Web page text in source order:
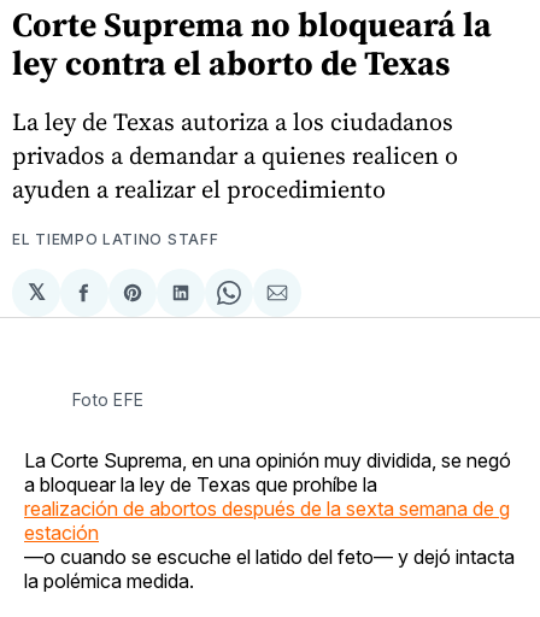
Corte Suprema no bloqueará la
ley contra el aborto de Texas
La ley de Texas autoriza a los ciudadanos
privados a demandar a quienes realicen o
ayuden a realizar el procedimiento
EL TIEMPO LATINO STAFF
𝕏
Compartir
en
Share
on
Compartir
en
Share
on
Compartir
via
Foto EFE
La Corte Suprema, en una opinión muy dividida, se negó
a bloquear la ley de Texas que prohíbe la
realización de abortos después de la sexta semana de g
estación
—o cuando se escuche el latido del feto— y dejó intacta
la polémica medida.